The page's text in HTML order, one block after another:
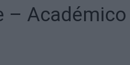
– Académico